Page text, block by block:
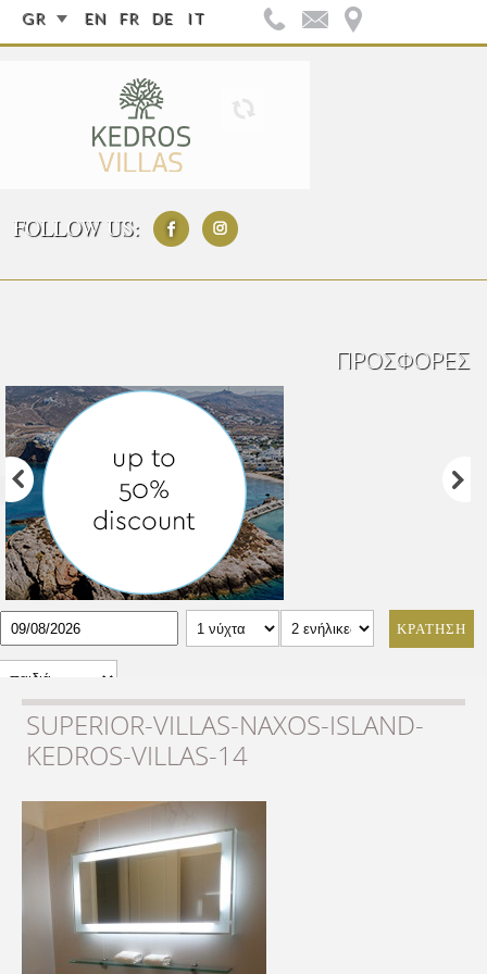
GR EN FR DE IT
FOLLOW US:
ΠΡΟΣΦΟΡΈΣ
ΚΡΑΤΗΣΗ
SUPERIOR-VILLAS-NAXOS-ISLAND-
KEDROS-VILLAS-14